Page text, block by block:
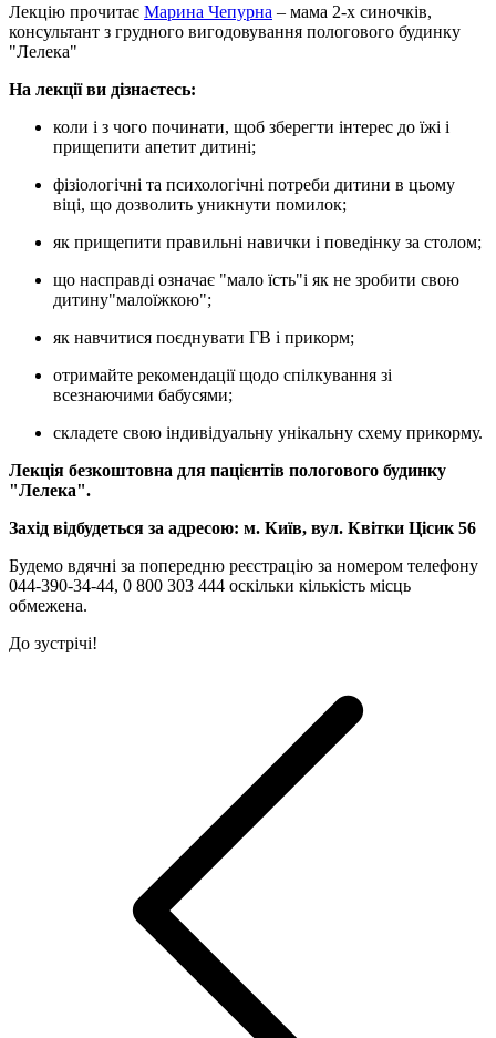
Лекцію прочитає Марина Чепурна – мама 2-х синочків,
консультант з грудного вигодовування пологового будинку
"Лелека"
На лекції ви дізнаєтесь:
коли і з чого починати, щоб зберегти інтерес до їжі і
прищепити апетит дитині;
фізіологічні та психологічні потреби дитини в цьому
віці, що дозволить уникнути помилок;
як прищепити правильні навички і поведінку за столом;
що насправді означає "мало їсть"і як не зробити свою
дитину"малоїжкою";
як навчитися поєднувати ГВ і прикорм;
отримайте рекомендації щодо спілкування зі
всезнаючими бабусями;
складете свою індивідуальну унікальну схему прикорму.
Лекція безкоштовна для пацієнтів пологового будинку
"Лелека".
Захід відбудеться за адресою: м. Київ, вул. Квітки Цісик 56
Будемо вдячні за попередню реєстрацію за номером телефону
044-390-34-44, 0 800 303 444 оскільки кількість місць
обмежена.
До зустрічі!